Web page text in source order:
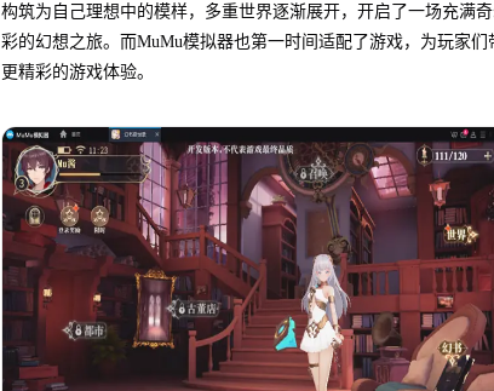
构筑为自己理想中的模样，多重世界逐渐展开，开启了一场充满
彩的幻想之旅。而MuMu模拟器也第一时间适配了游戏，为玩家们
更精彩的游戏体验。